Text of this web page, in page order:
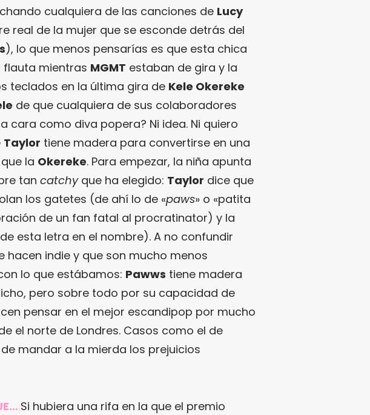
cualquiera de las canciones de Lucy
real de la mujer que se esconde detrás del
), lo que menos pensarías es que esta chica
mientras MGMT estaban de gira y la
teclados en la última gira de Kele Okereke
de que cualquiera de sus colaboradores
cara como diva popera? Ni idea. Ni quiero
Taylor tiene madera para convertirse en una
la Okereke. Para empezar, la niña apunta
tan catchyque ha elegido: Taylor dice que
los gatetes (de ahí lo de «paws» o «patita
de un fan fatal al procratinator) y la
esta letra en el nombre). A no confundir
hacen indie y que son mucho menos
lo que estábamos: Pawws tiene madera
pero sobre todo por su capacidad de
pensar en el mejor escandipop por mucho
el norte de Londres. Casos como el de
mandar a la mierda los prejuicios
Si hubiera una rifa en la que el premio